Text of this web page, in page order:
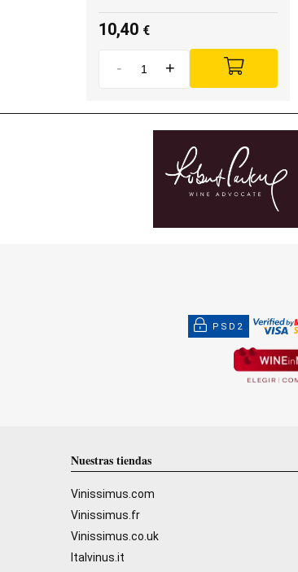
10,40 €
- +
PSD2
Nuestras tiendas
Vinissimus.com
Vinissimus.fr
Vinissimus.co.uk
Italvinus.it